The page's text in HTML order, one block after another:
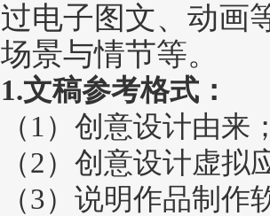
过电子图文、动画
场景与情节等。
1.文稿参考格式：
（1）创意设计由来
（2）创意设计虚拟
（3）说明作品制